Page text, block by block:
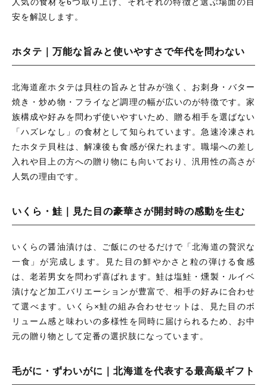
人気の食材を6つ取り上げ、それぞれの特徴と選ぶ場面の目
安を解説します。
ホタテ｜万能な旨みと使いやすさで年代を問わない
北海道産ホタテは貝柱の旨みと甘みが強く、お刺身・バター
焼き・炒め物・フライなど調理の幅が広いのが特徴です。家
族構成や好みを問わず使いやすいため、贈る相手を選ばない
「ハズレなし」の食材として知られています。急速冷凍され
たホタテ貝柱は、解凍後も食感が保たれます。職場への差し
入れや目上の方への贈り物にも向いており、汎用性の高さが
人気の理由です。
いくら・鮭｜見た目の豪華さが開封時の感動を生む
いくらの醤油漬けは、ご飯にのせるだけで「北海道の贅沢な
一食」が完成します。見た目の鮮やかさと粒の弾ける食感
は、老若男女を問わず喜ばれます。鮭は塩鮭・燻製・ルイベ
漬けなど加工バリエーションが豊富で、相手の好みに合わせ
て選べます。いくら×鮭の組み合わせセットは、見た目のボ
リューム感と味わいの多様性を同時に届けられるため、お中
元の贈り物として定番の選択肢になっています。
毛がに・ずわいがに｜北海道を代表する最高級ギフト